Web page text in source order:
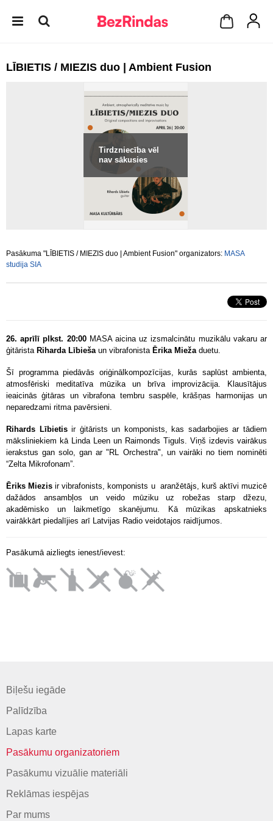
LĪBIETIS / MIEZIS duo | Ambient Fusion
Tirdzniecība vēl
nav sākusies
Pasākuma "LĪBIETIS / MIEZIS duo | Ambient Fusion" organizators: MASA
studija SIA
26. aprīlī plkst. 20:00MASA aicina uz izsmalcinātu muzikālu vakaru ar
ģitārista Riharda Lībiešaun vibrafonista Ērika Miežaduetu.
Šī programma piedāvās oriģinālkompozīcijas, kurās saplūst ambienta,
atmosfēriski meditatīva mūzika un brīva improvizācija. Klausītājus
ieaicinās ģitāras un vibrafona tembru saspēle, krāšņas harmonijas un
neparedzami ritma pavērsieni.
Rihards Lībietisir ģitārists un komponists, kas sadarbojies ar tādiem
māksliniekiem kā Linda Leen un Raimonds Tiguls. Viņš izdevis vairākus
ierakstus gan solo, gan ar "RL Orchestra", un vairāki no tiem nominēti
“Zelta Mikrofonam”.
Ēriks Miezis ir vibrafonists, komponists u aranžētājs, kurš aktīvi muzicē
dažādos ansambļos un veido mūziku uz robežas starp džezu,
akadēmisko un laikmetīgo skanējumu. Kā mūzikas apskatnieks
vairākkārt piedalījies arī Latvijas Radio veidotajos raidījumos.
Pasākumā aizliegts ienest/ievest:
Biļešu iegāde
Palīdzība
Lapas karte
Pasākumu organizatoriem
Pasākumu vizuālie materiāli
Reklāmas iespējas
Par mums